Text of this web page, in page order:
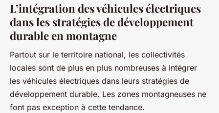
L’intégration des véhicules électriques
dans les stratégies de développement
durable en montagne
Partout sur le territoire national, les collectivités
locales sont de plus en plus nombreuses à intégrer
les véhicules électriques dans leurs stratégies de
développement durable. Les zones montagneuses ne
font pas exception à cette tendance.